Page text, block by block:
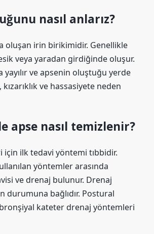
nasıl anlarız?
oluşan irin birikimidir. Genellikle
veya yaradan girdiğinde oluşur.
yayılır ve apsenin oluştuğu yerde
ve hassasiyete neden
apse nasıl temizlenir?
için ilk tedavi yöntemi tıbbidir.
yöntemler arasında
ve drenaj bulunur. Drenaj
durumuna bağlıdır. Postural
kateter drenaj yöntemleri